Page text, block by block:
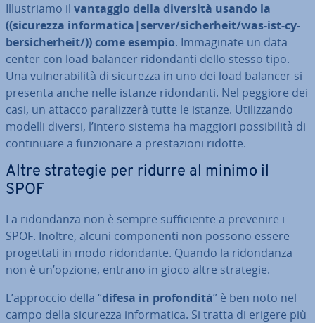
Il­lu­stria­mo il vantaggio della diversità usando la
((sicurezza in­for­ma­ti­ca|server/si­che­rheit/was-ist-cy­
ber­si­che­rheit/)) come esempio. Im­ma­gi­na­te un data
center con load balancer ri­don­dan­ti dello stesso tipo.
Una vul­ne­ra­bi­li­tà di sicurezza in uno dei load balancer si
presenta anche nelle istanze ri­don­dan­ti. Nel peggiore dei
casi, un attacco pa­ra­liz­ze­rà tutte le istanze. Uti­liz­zan­do
modelli diversi, l’intero sistema ha maggiori pos­si­bi­li­tà di
con­ti­nua­re a fun­zio­na­re a pre­sta­zio­ni ridotte.
Altre strategie per ridurre al minimo il
SPOF
La ri­don­dan­za non è sempre suf­fi­cien­te a prevenire i
SPOF. Inoltre, alcuni com­po­nen­ti non possono essere
pro­get­ta­ti in modo ri­don­dan­te. Quando la ri­don­dan­za
non è un’opzione, entrano in gioco altre strategie.
L’approccio della “difesa in pro­fon­di­tà” è ben noto nel
campo della sicurezza in­for­ma­ti­ca. Si tratta di erigere più